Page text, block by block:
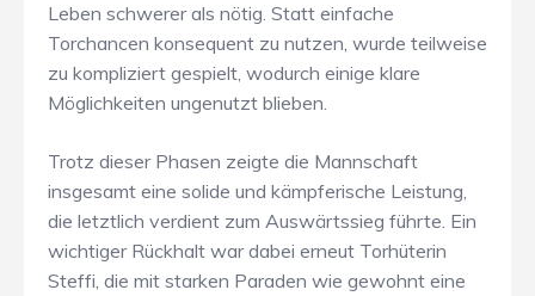
Leben schwerer als nötig. Statt einfache
Torchancen konsequent zu nutzen, wurde teilweise
zu kompliziert gespielt, wodurch einige klare
Möglichkeiten ungenutzt blieben.
Trotz dieser Phasen zeigte die Mannschaft
insgesamt eine solide und kämpferische Leistung,
die letztlich verdient zum Auswärtssieg führte. Ein
wichtiger Rückhalt war dabei erneut Torhüterin
Steffi, die mit starken Paraden wie gewohnt eine